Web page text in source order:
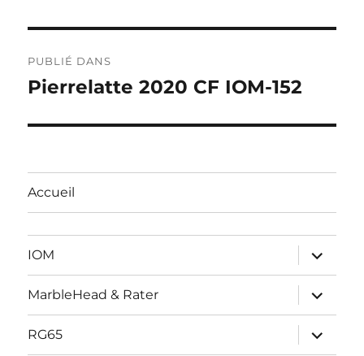
de
PUBLIÉ DANS
Pierrelatte 2020 CF IOM-152
Accueil
IOM
ouvrir
le
sous-
menu
MarbleHead & Rater
ouvrir
le
sous-
menu
RG65
ouvrir
le